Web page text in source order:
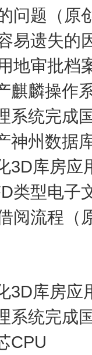
问题（原
易遗失的
地审批档
麒麟操作
系统完成
神州数据
3D库房应
类型电子
阅流程（
3D库房应
系统完成
CPU